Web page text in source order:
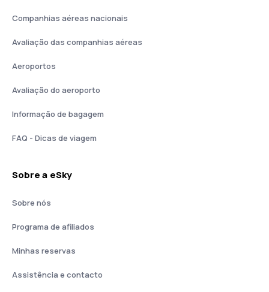
Companhias aéreas nacionais
Avaliação das companhias aéreas
Aeroportos
Avaliação do aeroporto
Informação de bagagem
FAQ - Dicas de viagem
Sobre a eSky
Sobre nós
Programa de afiliados
Minhas reservas
Assistência e contacto